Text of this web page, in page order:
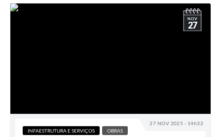
27 NOV 2025 - 14h32
NOV
27
INFAESTRUTURA E SERVIÇOS OBRAS